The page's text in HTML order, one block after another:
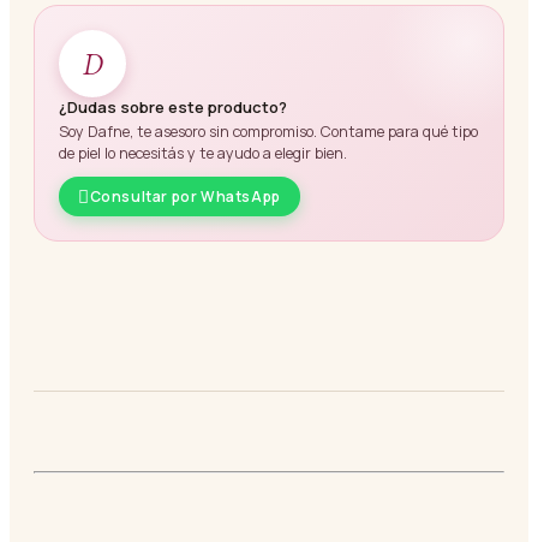
D
¿Dudas sobre este producto?
Soy Dafne, te asesoro sin compromiso. Contame para qué tipo
de piel lo necesitás y te ayudo a elegir bien.
Consultar por WhatsApp